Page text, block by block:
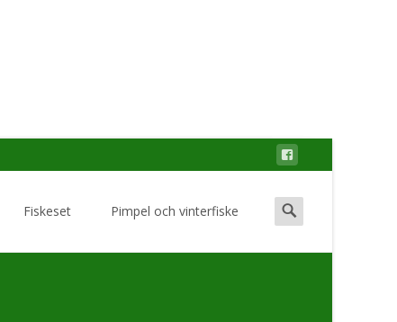
Fiskeset Pimpel och vinterfiske
Search
for: